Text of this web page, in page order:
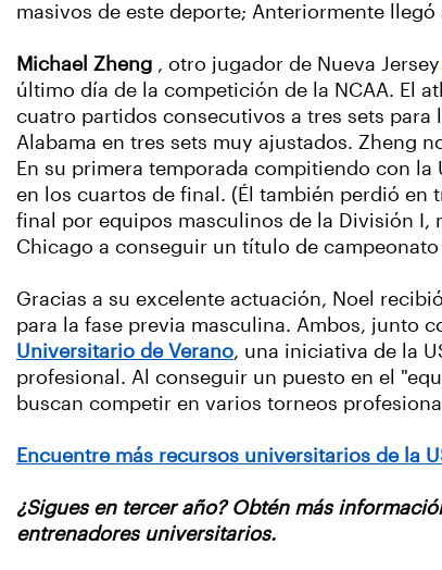
masivos de este deporte; Anteriormente
Michael Zheng , otro jugador de Nueva Jersey
último día de la competición de la NCAA. El
cuatro partidos consecutivos a tres sets
Alabama en tres sets muy ajustados. Zheng
En su primera temporada compitiendo con la
en los cuartos de final. (Él también perdió en
final por equipos masculinos de la División I,
Chicago a conseguir un título de
Gracias a su excelente actuación, Noel
para la fase previa masculina. Ambos, junto
Universitario de Verano, una iniciativa de la
profesional. Al conseguir un puesto en el
buscan competir en varios torneos
Encuentre más recursos universitarios de la
¿Sigues en tercer año? Obtén más
entrenadores universitarios.